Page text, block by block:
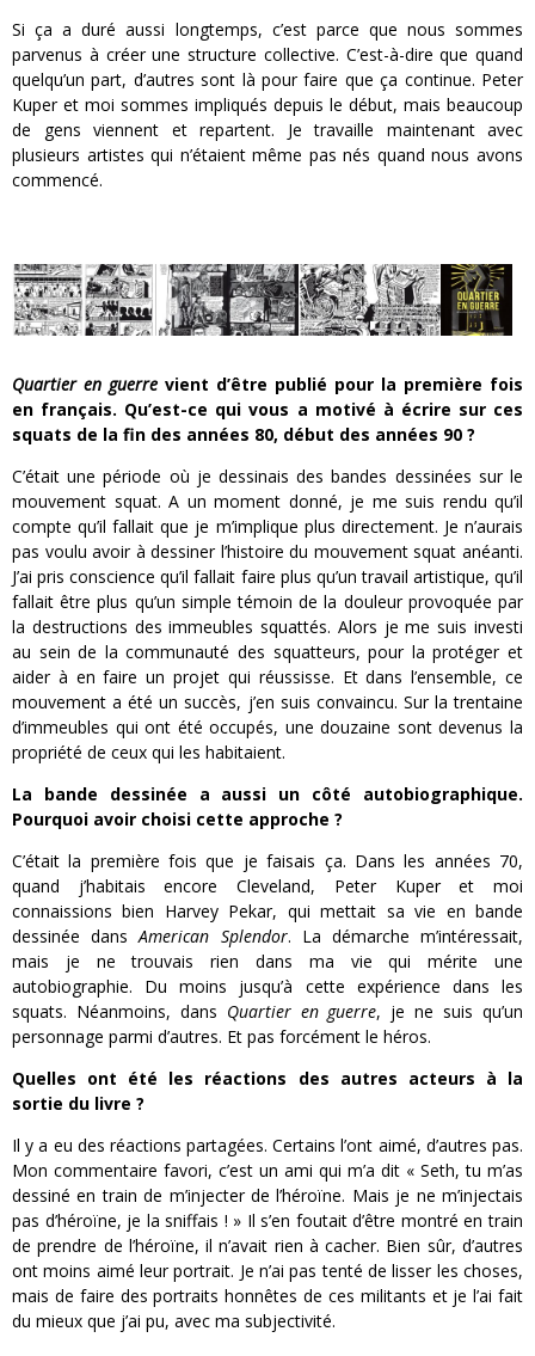
Si ça a duré aussi longtemps, c’est parce que nous sommes
parvenus à créer une structure collective. C’est-à-dire que quand
quelqu’un part, d’autres sont là pour faire que ça continue. Peter
Kuper et moi sommes impliqués depuis le début, mais beaucoup
de gens viennent et repartent. Je travaille maintenant avec
plusieurs artistes qui n’étaient même pas nés quand nous avons
commencé.
Quartier en guerre vient d’être publié pour la première fois
en français. Qu’est-ce qui vous a motivé à écrire sur ces
squats de la fin des années 80, début des années 90 ?
C’était une période où je dessinais des bandes dessinées sur le
mouvement squat. A un moment donné, je me suis rendu qu’il
compte qu’il fallait que je m’implique plus directement. Je n’aurais
pas voulu avoir à dessiner l’histoire du mouvement squat anéanti.
J’ai pris conscience qu’il fallait faire plus qu’un travail artistique, qu’il
fallait être plus qu’un simple témoin de la douleur provoquée par
la destructions des immeubles squattés. Alors je me suis investi
au sein de la communauté des squatteurs, pour la protéger et
aider à en faire un projet qui réussisse. Et dans l’ensemble, ce
mouvement a été un succès, j’en suis convaincu. Sur la trentaine
d’immeubles qui ont été occupés, une douzaine sont devenus la
propriété de ceux qui les habitaient.
La bande dessinée a aussi un côté autobiographique.
Pourquoi avoir choisi cette approche ?
C’était la première fois que je faisais ça. Dans les années 70,
quand j’habitais encore Cleveland, Peter Kuper et moi
connaissions bien Harvey Pekar, qui mettait sa vie en bande
dessinée dansAmerican Splendor. La démarche m’intéressait,
mais je ne trouvais rien dans ma vie qui mérite une
autobiographie. Du moins jusqu’à cette expérience dans les
squats. Néanmoins, dans Quartier en guerre, je ne suis qu’un
personnage parmi d’autres. Et pas forcément le héros.
Quelles ont été les réactions des autres acteurs à la
sortie du livre ?
Il y a eu des réactions partagées. Certains l’ont aimé, d’autres pas.
Mon commentaire favori, c’est un ami qui m’a dit « Seth, tu m’as
dessiné en train de m’injecter de l’héroïne. Mais je ne m’injectais
pas d’héroïne, je la sniffais ! » Il s’en foutait d’être montré en train
de prendre de l’héroïne, il n’avait rien à cacher. Bien sûr, d’autres
ont moins aimé leur portrait. Je n’ai pas tenté de lisser les choses,
mais de faire des portraits honnêtes de ces militants et je l’ai fait
du mieux que j’ai pu, avec ma subjectivité.